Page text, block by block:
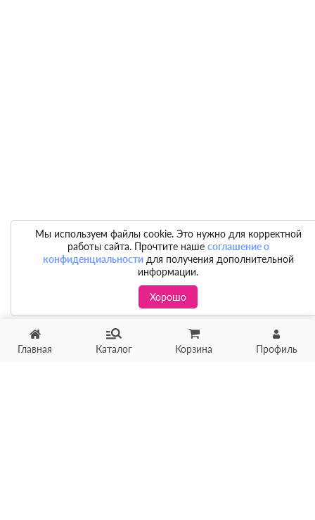
Главная Каталог Корзина Профиль
Мы используем файлы cookie. Это нужно для корректной
работы сайта. Прочтите наше соглашение о
конфиденциальностидля получения дополнительной
информации.
Хорошо